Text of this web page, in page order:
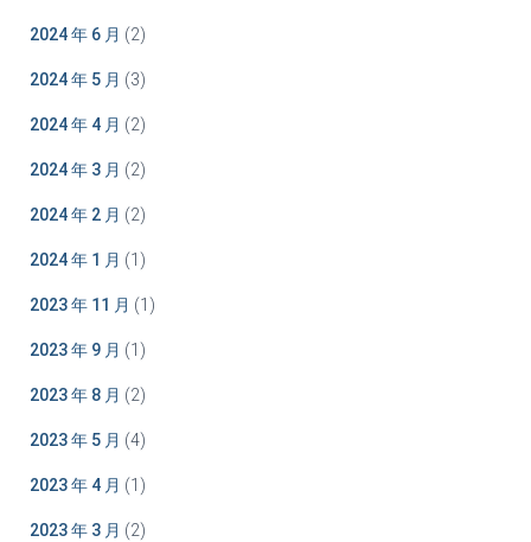
2024 年 6 月 (2)
2024 年 5 月 (3)
2024 年 4 月 (2)
2024 年 3 月 (2)
2024 年 2 月 (2)
2024 年 1 月 (1)
2023 年 11 月 (1)
2023 年 9 月 (1)
2023 年 8 月 (2)
2023 年 5 月 (4)
2023 年 4 月 (1)
2023 年 3 月 (2)